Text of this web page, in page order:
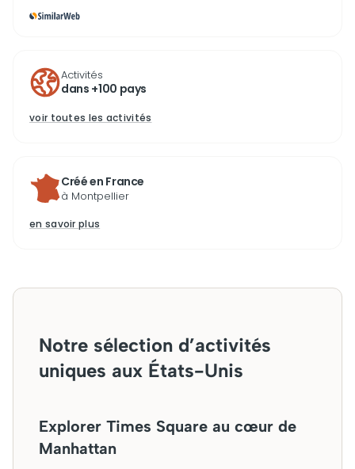
Activités
dans +100 pays
voir toutes les activités
Créé en France
à Montpellier
en savoir plus
Notre sélection d’activités
uniques aux États-Unis
Explorer Times Square au cœur de
Manhattan